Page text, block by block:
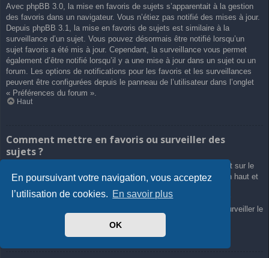
En poursuivant votre navigation, vous acceptez
l’utilisation de cookies. En savoir plus
OK
Avec phpBB 3.0, la mise en favoris de sujets s’apparentait à la gestion
des favoris dans un navigateur. Vous n’étiez pas notifié des mises à jour.
Depuis phpBB 3.1, la mise en favoris de sujets est similaire à la
surveillance d’un sujet. Vous pouvez désormais être notifié lorsqu’un
sujet favoris a été mis à jour. Cependant, la surveillance vous permet
également d’être notifié lorsqu’il y a une mise à jour dans un sujet ou un
forum. Les options de notifications pour les favoris et les surveillances
peuvent être configurées depuis le panneau de l’utilisateur dans l’onglet
« Préférences du forum ».
Haut
Comment mettre en favoris ou surveiller des
sujets ?
Vous pouvez ajouter aux favoris ou surveiller un sujet en cliquant sur le
lien approprié dans le menu « Outils de sujet », souvent placé en haut et
Répondre à un sujet en cochant la case du formulaire « M’avertir
lorsqu’une réponse est postée » vous permettra également de surveiller le